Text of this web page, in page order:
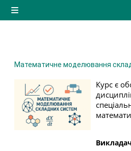
Перейти до головного вмісту
Бокова панель
Математичне моделювання
Курс є